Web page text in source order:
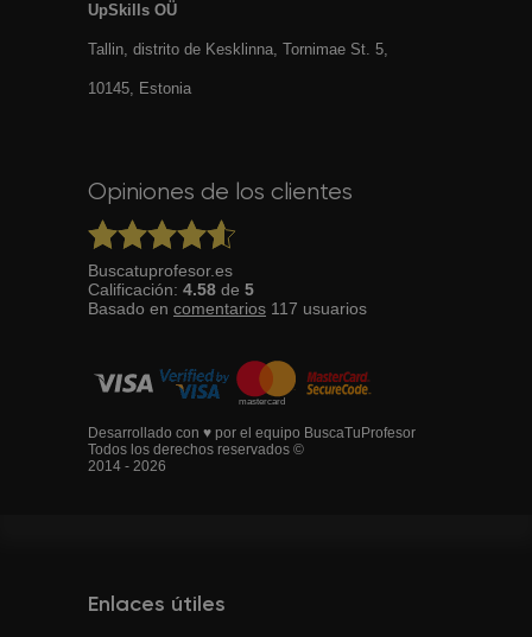
UpSkills OÜ
Tallin, distrito de Kesklinna, Tornimаe St. 5,
10145, Estonia
Opiniones de los clientes
Buscatuprofesor.es
Calificación: 4.58 de 5
Basado en comentarios 117 usuarios
Desarrollado con ♥ por el equipo BuscaTuProfesor
Todos los derechos reservados ©
2014 - 2026
Enlaces útiles